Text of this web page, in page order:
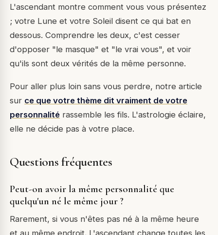
L'ascendant montre comment vous vous présentez
; votre Lune et votre Soleil disent ce qui bat en
dessous. Comprendre les deux, c'est cesser
d'opposer "le masque" et "le vrai vous", et voir
qu'ils sont deux vérités de la même personne.
Pour aller plus loin sans vous perdre, notre article
sur ce que votre thème dit vraiment de votre
personnalité rassemble les fils. L'astrologie éclaire,
elle ne décide pas à votre place.
Questions fréquentes
Peut-on avoir la même personnalité que
quelqu'un né le même jour ?
Rarement, si vous n'êtes pas né à la même heure
et au même endroit. L'ascendant change toutes les